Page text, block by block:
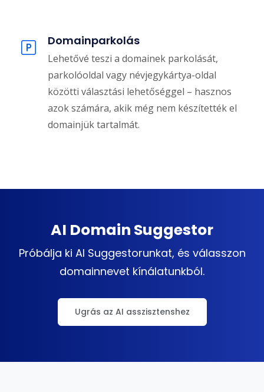
Domainparkolás
Lehetővé teszi a domainek parkolását,
parkolóoldal vagy névjegykártya-oldal
közötti választási lehetőséggel – hasznos
azok számára, akik még nem készítették el
domainjük tartalmát.
AI Domain Suggestor
Próbálja ki AI Suggestorunkat, és válasszon
domainnevet kínálatunkból.
Ugrás az AI asszisztenshez